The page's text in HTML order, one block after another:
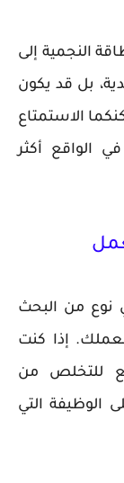
النجمية إلى
بل قد يكون
الاستمتاع
الواقع أكثر
نوع من البحث
إذا كنت
للتخلص من
الوظيفة التي